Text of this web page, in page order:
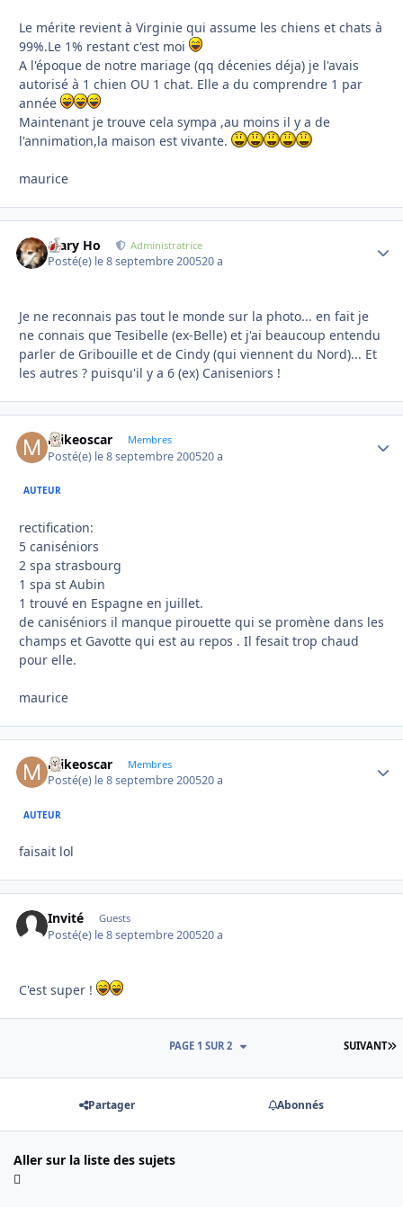
Le mérite revient à Virginie qui assume les chiens et chats à
99%.Le 1% restant c'est moi
A l'époque de notre mariage (qq décenies déja) je l'avais
autorisé à 1 chien OU 1 chat. Elle a du comprendre 1 par
année
Maintenant je trouve cela sympa ,au moins il y a de
l'annimation,la maison est vivante.
maurice
Mary Ho Administratrice
Posté(e) le 8 septembre 200520 a
Je ne reconnais pas tout le monde sur la photo... en fait je
ne connais que Tesibelle (ex-Belle) et j'ai beaucoup entendu
parler de Gribouille et de Cindy (qui viennent du Nord)... Et
les autres ? puisqu'il y a 6 (ex) Caniseniors !
mikeoscar Membres
Posté(e) le 8 septembre 200520 a
AUTEUR
rectification:
5 caniséniors
2 spa strasbourg
1 spa st Aubin
1 trouvé en Espagne en juillet.
de caniséniors il manque pirouette qui se promène dans les
champs et Gavotte qui est au repos . Il fesait trop chaud
pour elle.
maurice
mikeoscar Membres
Posté(e) le 8 septembre 200520 a
AUTEUR
faisait lol
Invité Guests
Posté(e) le 8 septembre 200520 a
C'est super !
SUIVANT
PAGE 1 SUR 2
Partager Abonnés
Aller sur la liste des sujets